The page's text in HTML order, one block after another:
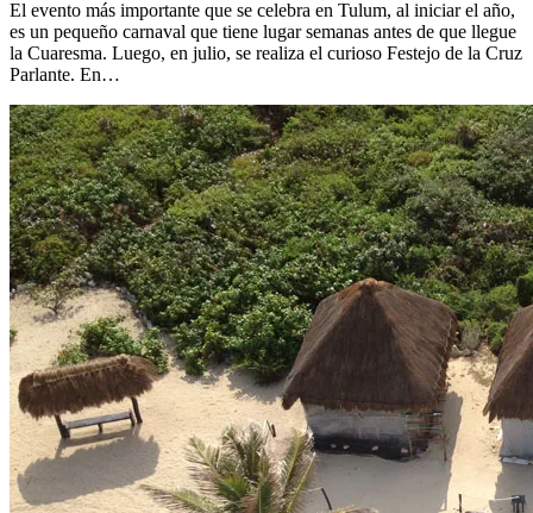
El evento más importante que se celebra en Tulum, al iniciar el año,
es un pequeño carnaval que tiene lugar semanas antes de que llegue
la Cuaresma. Luego, en julio, se realiza el curioso Festejo de la Cruz
Parlante. En…